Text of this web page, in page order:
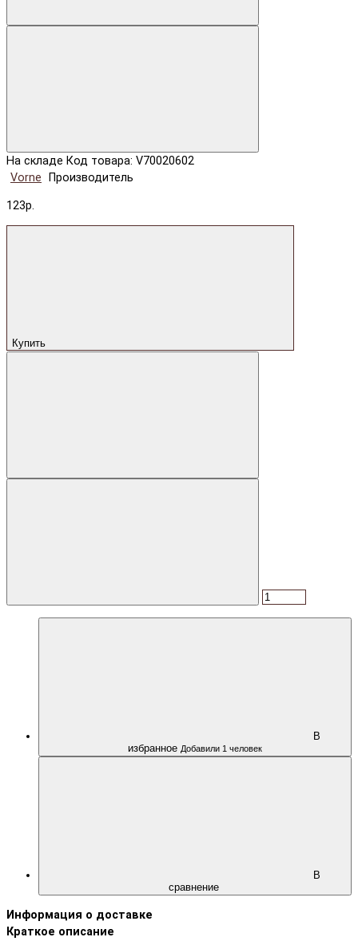
На складе Код товара: V70020602
Vorne
Производитель
123р.
Купить
В
избранное Добавили 1 человек
В
сравнение
Информация о доставке
Краткое описание